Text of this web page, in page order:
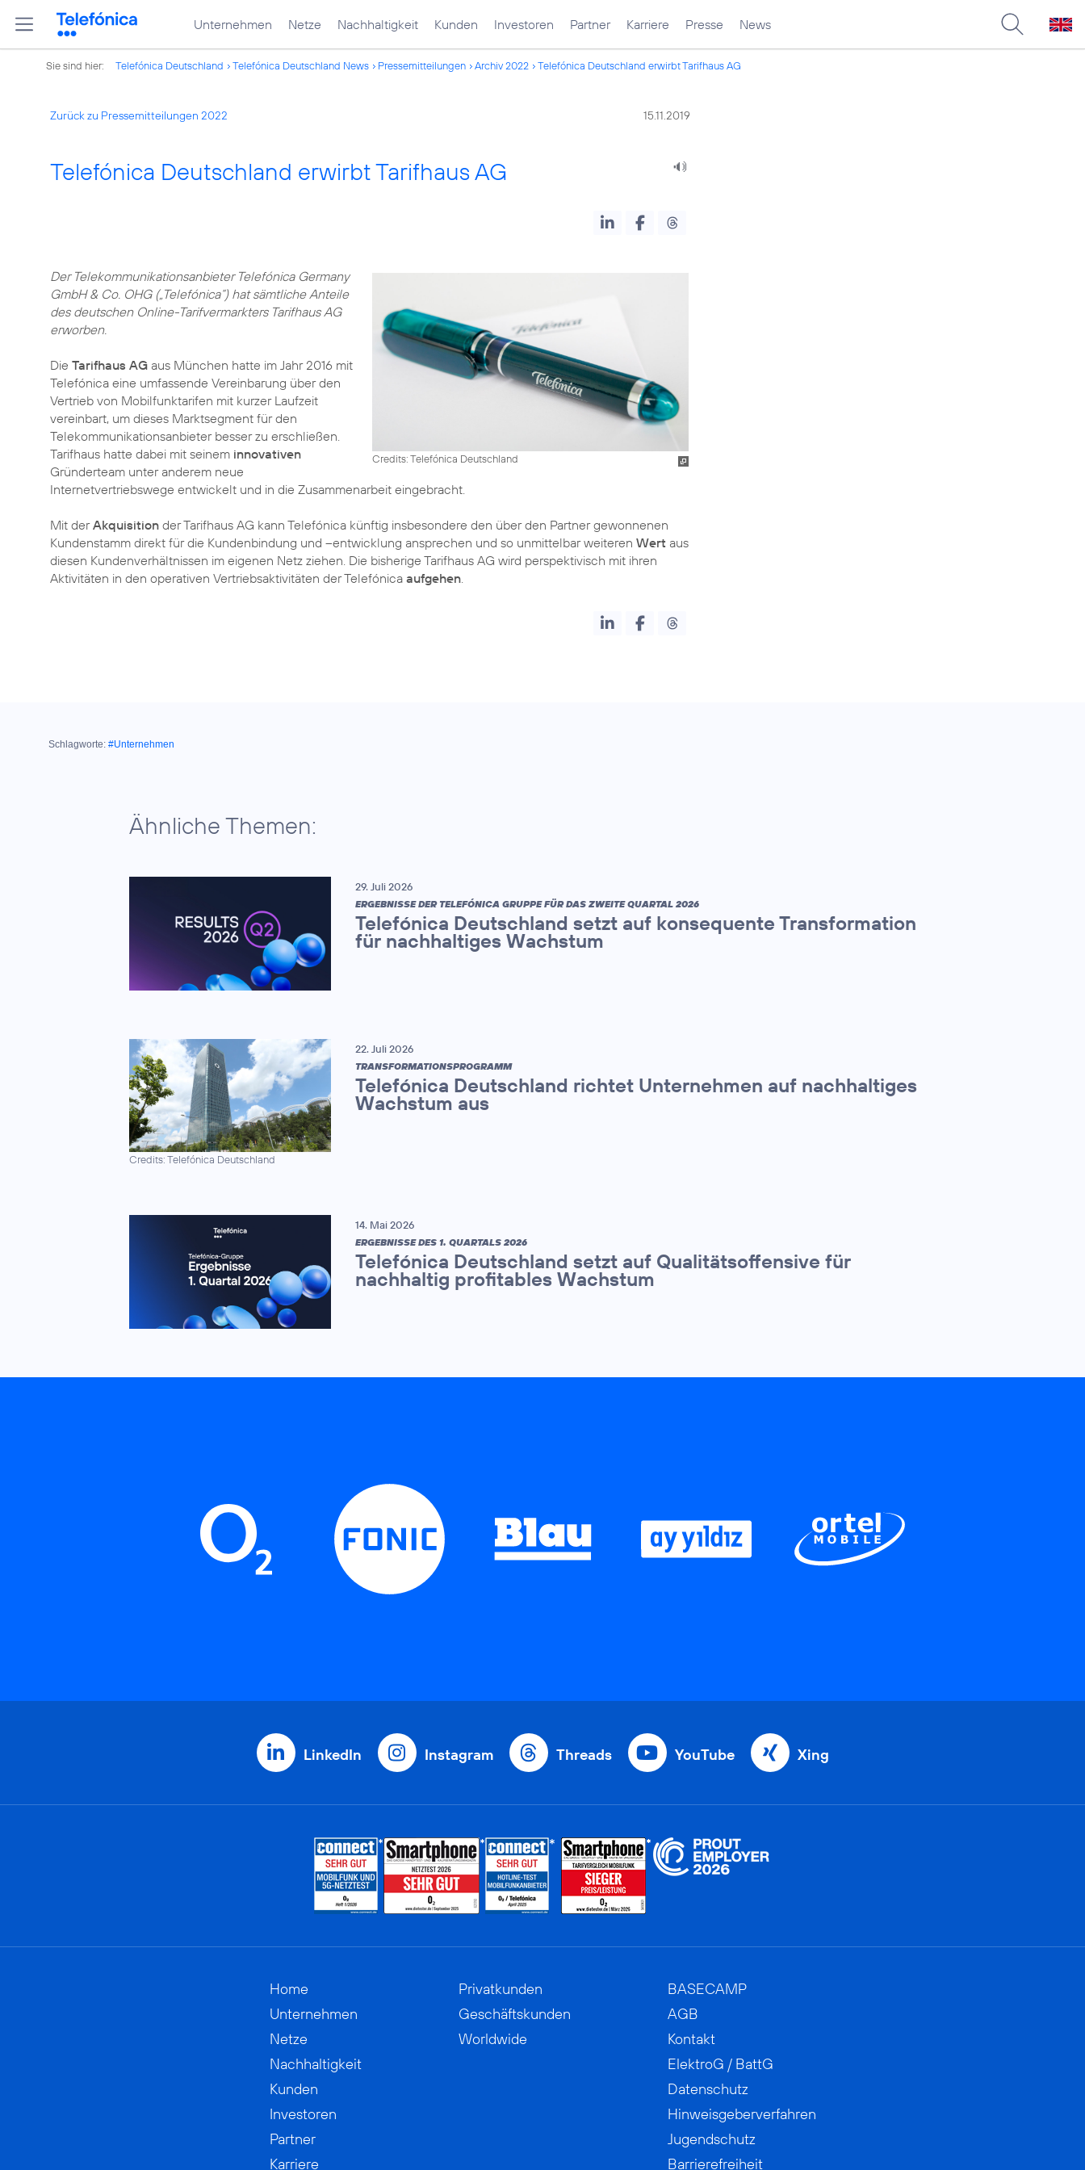
Unternehmen Netze Nachhaltigkeit Kunden Investoren Partner Karriere Presse News
Sie sind hier: Telefónica Deutschland Telefónica Deutschland News Pressemitteilungen Archiv 2022 Telefónica Deutschland erwirbt Tarifhaus AG
Zurück zu Pressemitteilungen 2022 15.11.2019
Telefónica Deutschland erwirbt Tarifhaus AG
Credits: Telefónica Deutschland
Der Telekommunikationsanbieter Telefónica Germany
GmbH & Co. OHG („Telefónica“) hat sämtliche Anteile
des deutschen Online-Tarifvermarkters Tarifhaus AG
erworben.
Die Tarifhaus AG aus München hatte im Jahr 2016 mit
Telefónica eine umfassende Vereinbarung über den
Vertrieb von Mobilfunktarifen mit kurzer Laufzeit
vereinbart, um dieses Marktsegment für den
Telekommunikationsanbieter besser zu erschließen.
Tarifhaus hatte dabei mit seinem innovativen
Gründerteam unter anderem neue
Internetvertriebswege entwickelt und in die Zusammenarbeit eingebracht.
Mit derAkquisition der Tarifhaus AG kann Telefónica künftig insbesondere den über den Partner gewonnenen
Kundenstamm direkt für die Kundenbindung und –entwicklung ansprechen und so unmittelbar weiteren Wert aus
diesen Kundenverhältnissen im eigenen Netz ziehen. Die bisherige Tarifhaus AG wird perspektivisch mit ihren
Aktivitäten in den operativen Vertriebsaktivitäten der Telefónica aufgehen
Schlagworte: #Unternehmen
Ähnliche Themen:
29. Juli 2026
ERGEBNISSE DER TELEFÓNICA GRUPPE FÜR DAS ZWEITE QUARTAL 2026
Telefónica Deutschland setzt auf konsequente Transformation
für nachhaltiges Wachstum
Credits: Telefónica Deutschland
22. Juli 2026
TRANSFORMATIONSPROGRAMM
Telefónica Deutschland richtet Unternehmen auf nachhaltiges
Wachstum aus
14. Mai 2026
ERGEBNISSE DES 1. QUARTALS 2026
Telefónica Deutschland setzt auf Qualitätsoffensive für
nachhaltig profitables Wachstum
LinkedIn Instagram Threads YouTube Xing
Home
Unternehmen
Netze
Nachhaltigkeit
Kunden
Investoren
Partner
Karriere
Privatkunden
Geschäftskunden
Worldwide
BASECAMP
AGB
Kontakt
ElektroG / BattG
Datenschutz
Hinweisgeberverfahren
Jugendschutz
Barrierefreiheit